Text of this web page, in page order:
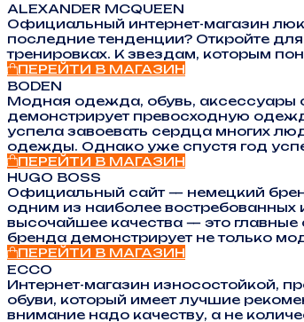
ALEXANDER MCQUEEN
Официальный интернет-магазин
последние тенденции? Откройте
тренировках. К звездам, которым
ПЕРЕЙТИ В МАГАЗИН
BODEN
Модная одежда, обувь, аксессуары
демонстрирует превосходную
успела завоевать сердца многих
одежды. Однако уже спустя год
ПЕРЕЙТИ В МАГАЗИН
HUGO BOSS
Официальный сайт — немецкий
одним из наиболее
высочайшее качества — это
бренда демонстрирует не только
ПЕРЕЙТИ В МАГАЗИН
ECCO
Интернет-магазин износостойкой,
обуви, который имеет лучшие
внимание надо качеству, а не